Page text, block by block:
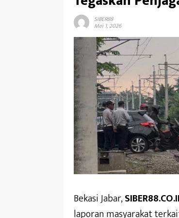
SIBER88
Mei 1, 2026
Bekasi Jabar,
laporan masyarakat